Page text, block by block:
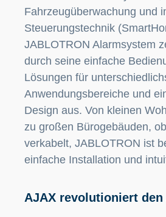
Fahrzeugüberwachung und
Steuerungstechnik
JABLOTRON Alarmsystem
durch seine einfache
Lösungen für
Anwendungsbereiche und
Design aus. Von kleinen
zu großen Bürogebäuden,
verkabelt, JABLOTRON ist
einfache Installation und
AJAX revolutioniert